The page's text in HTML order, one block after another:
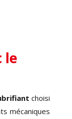
le
choisi
mécaniques